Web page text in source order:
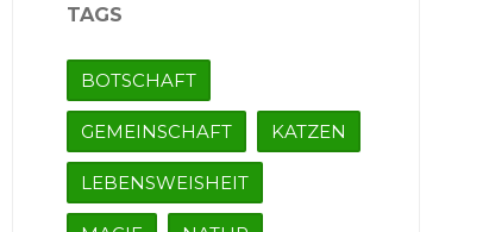
TAGS
BOTSCHAFT
GEMEINSCHAFT KATZEN
LEBENSWEISHEIT